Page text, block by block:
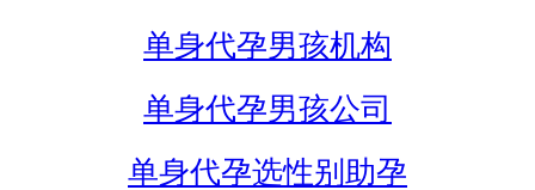
单身代孕男孩机构
单身代孕男孩公司
单身代孕选性别助孕